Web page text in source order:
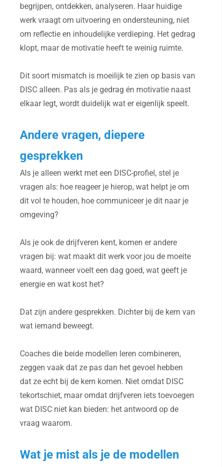
begrijpen, ontdekken, analyseren. Haar huidige
werk vraagt om uitvoering en ondersteuning, niet
om reflectie en inhoudelijke verdieping. Het gedrag
klopt, maar de motivatie heeft te weinig ruimte.
Dit soort mismatch is moeilijk te zien op basis van
DISC alleen. Pas als je gedrag én motivatie naast
elkaar legt, wordt duidelijk wat er eigenlijk speelt.
Andere vragen, diepere
gesprekken
Als je alleen werkt met een DISC-profiel, stel je
vragen als: hoe reageer je hierop, wat helpt je om
dit vol te houden, hoe communiceer je dit naar je
omgeving?
Als je ook de drijfveren kent, komen er andere
vragen bij: wat maakt dit werk voor jou de moeite
waard, wanneer voelt een dag goed, wat geeft je
energie en wat kost het?
Dat zijn andere gesprekken. Dichter bij de kern van
wat iemand beweegt.
Coaches die beide modellen leren combineren,
zeggen vaak dat ze pas dan het gevoel hebben
dat ze echt bij de kern komen. Niet omdat DISC
tekortschiet, maar omdat drijfveren iets toevoegen
wat DISC niet kan bieden: het antwoord op de
vraag waarom.
Wat je mist als je de modellen